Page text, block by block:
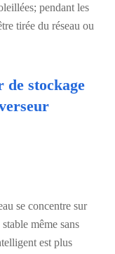
pendant les
tirée du réseau ou
stockage
se concentre sur
même sans
est plus